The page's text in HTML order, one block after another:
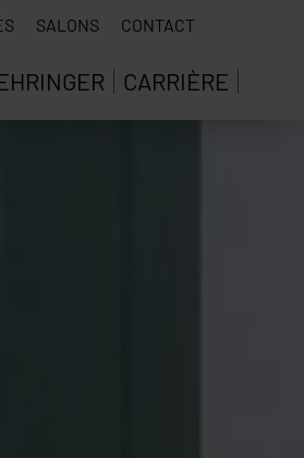
SALONS CONTACT
CARRIÈRE